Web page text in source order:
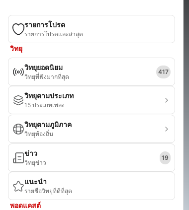
รายการโปรด
รายการโปรดและล่าสุด
วิทยุ
วิทยุยอดนิยม
วิทยุที่ฟังมากที่สุด
417
วิทยุตามประเภท
15 ประเภทเพลง
วิทยุตามภูมิภาค
วิทยุท้องถิ่น
ข่าว
วิทยุข่าว
19
แนะนำ
รายชื่อวิทยุที่ดีที่สุด
พอดแคสต์